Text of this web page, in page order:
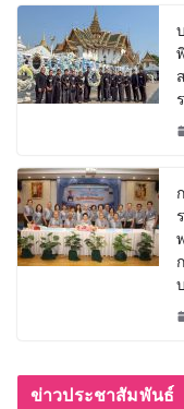
ข่าวประชาสัมพันธ์